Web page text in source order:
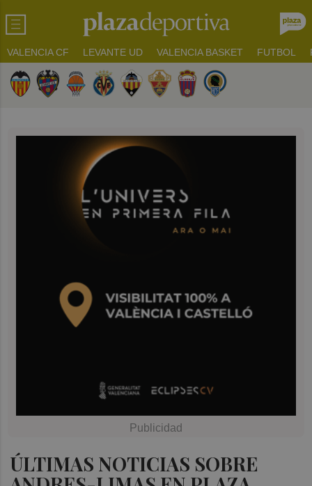
VALENCIA CF LEVANTE UD VALENCIA BASKET FUTBOL
ÚLTIMAS NOTICIAS SOBRE